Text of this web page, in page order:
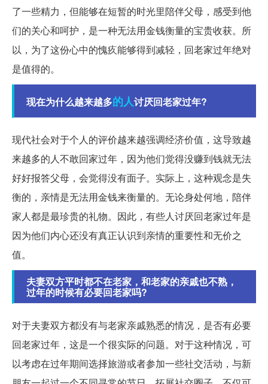
了一些精力，但能够在短暂的时光里陪伴父母，感受到他
们的关心和呵护，是一种无法用金钱衡量的宝贵收获。所
以，为了这份心中的愧疚能够得到减轻，回老家过年绝对
是值得的。
现在为什么越来越多的人讨厌回老家过年?
现代社会对于个人的评价越来越强调经济价值，这导致越
来越多的人不敢回家过年，因为他们觉得没赚到钱就无法
好好报答父母，会觉得没有面子。实际上，这种观念是失
衡的，亲情是无法用金钱来衡量的。无论身处何地，陪伴
家人都是最珍贵的礼物。因此，有些人讨厌回老家过年是
因为他们内心还没有真正认识到亲情的重要性和无价之
值。
夫妻双方平时都不在老家，和老家的亲戚也不熟，
过年的时候有必要回老家吗?
对于夫妻双方都没有与老家亲戚熟悉的情况，是否有必要
回老家过年，这是一个很实际的问题。对于这种情况，可
以考虑在过年期间选择旅游或者参加一些社交活动，与新